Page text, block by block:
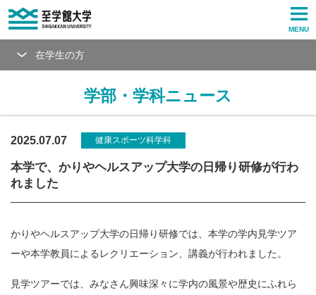
MENU
在学生の方
学部・学科ニュース
2025.07.07 健康スポーツ科学科
本学で、かりやヘルスアップ大学の日帰り研修が行わ
れました
かりやヘルスアップ大学の日帰り研修では、本学の学内見学ツア
ーや本学教員によるレクリエーション、講義が行われました。
見学ツアーでは、みなさん興味深々に学内の風景や歴史にふれら